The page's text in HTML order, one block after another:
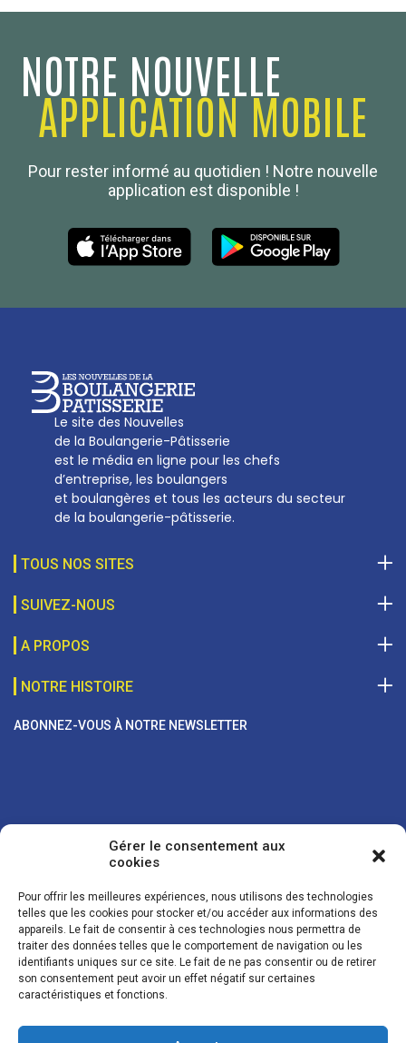
Gérer le consentement aux
cookies
Pour offrir les meilleures expériences, nous utilisons des technologies
telles que les cookies pour stocker et/ou accéder aux informations des
appareils. Le fait de consentir à ces technologies nous permettra de
traiter des données telles que le comportement de navigation ou les
identifiants uniques sur ce site. Le fait de ne pas consentir ou de retirer
son consentement peut avoir un effet négatif sur certaines
caractéristiques et fonctions.
NOTRE NOUVELLE
APPLICATION MOBILE
Pour rester informé au quotidien ! Notre nouvelle
application est disponible !
Le site des Nouvelles
de la Boulangerie-Pâtisserie
est le média en ligne pour les chefs
d’entreprise, les boulangers
et boulangères et tous les acteurs du secteur
de la boulangerie-pâtisserie.
TOUS NOS SITES
Boulanger de France
SUIVEZ-NOUS
A PROPOS
Les Nouvelles de la Boulangerie-Pâtisserie Française
27, av d’Eylau - 75782 Paris Cédex 16
01 53 70 16 25
NOTRE HISTOIRE
ABONNEZ-VOUS À NOTRE NEWSLETTER
Vos coordonnées sont uniquement utilisées pour vous envoyer des
lettres d'information sur nos activités. Vous pouvez à tout moment
utiliser le lien de désinscription figurant dans la lettre d'information.